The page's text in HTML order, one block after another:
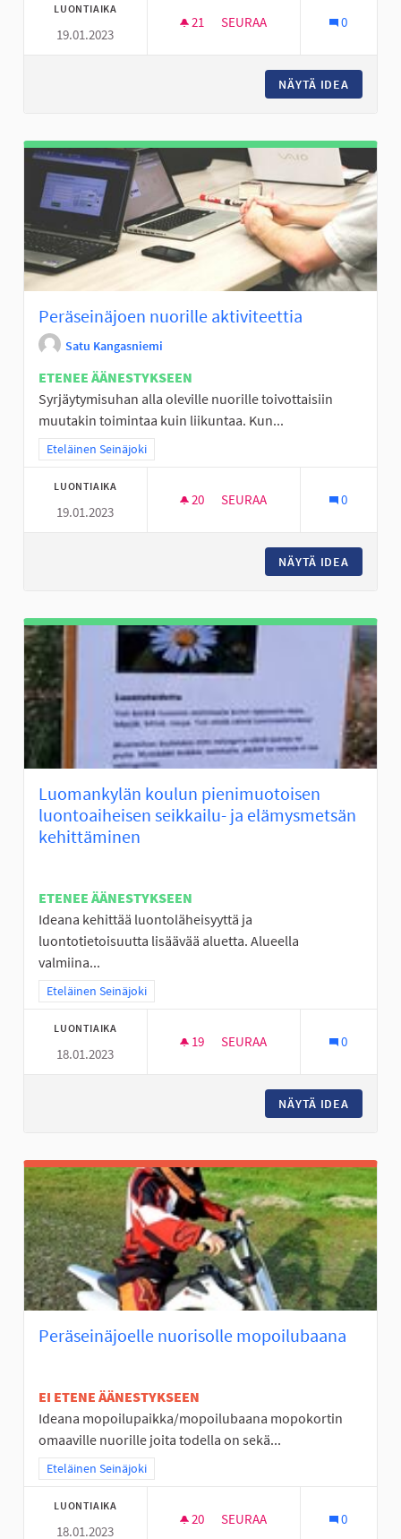
LUONTIAIKA
19.01.2023
21 21 SEURAAJAA
SEURAA 0
NÄYTÄ IDEA
Peräseinäjoen nuorille aktiviteettia
Satu Kangasniemi
ETENEE ÄÄNESTYKSEEN
Syrjäytymisuhan alla oleville nuorille toivottaisiin
muutakin toimintaa kuin liikuntaa. Kun...
Rajaa tulokset teeman mukaan: Eteläinen Seinäjoki
Eteläinen Seinäjoki
LUONTIAIKA
19.01.2023
20 20 SEURAAJAA
SEURAA 0
NÄYTÄ IDEA
Luomankylän koulun pienimuotoisen
luontoaiheisen seikkailu- ja elämysmetsän
kehittäminen
ETENEE ÄÄNESTYKSEEN
Ideana kehittää luontoläheisyyttä ja
luontotietoisuutta lisäävää aluetta. Alueella
valmiina...
Rajaa tulokset teeman mukaan: Eteläinen Seinäjoki
Eteläinen Seinäjoki
LUONTIAIKA
18.01.2023
19 19 SEURAAJAA
SEURAA 0
NÄYTÄ IDEA
Peräseinäjoelle nuorisolle mopoilubaana
EI ETENE ÄÄNESTYKSEEN
Ideana mopoilupaikka/mopoilubaana mopokortin
omaaville nuorille joita todella on sekä...
Rajaa tulokset teeman mukaan: Eteläinen Seinäjoki
Eteläinen Seinäjoki
LUONTIAIKA
18.01.2023
20 20 SEURAAJAA
SEURAA 0